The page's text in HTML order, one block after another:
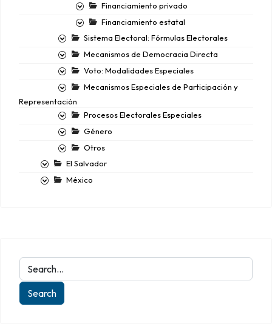
Financiamiento privado
Financiamiento estatal
Sistema Electoral: Fórmulas Electorales
Mecanismos de Democracia Directa
Voto: Modalidades Especiales
Mecanismos Especiales de Participación y
Representación
Procesos Electorales Especiales
Género
Otros
El Salvador
México